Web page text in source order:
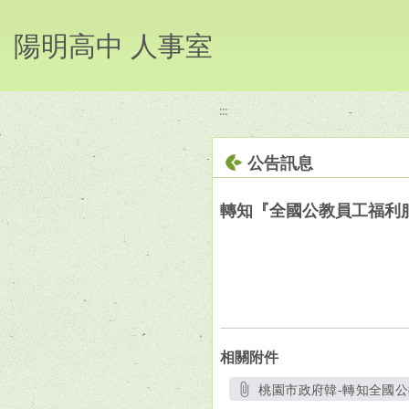
陽明高中 人事室
:::
公告訊息
轉知『全國公教員工福利
相關附件
桃園市政府韓-轉知全國